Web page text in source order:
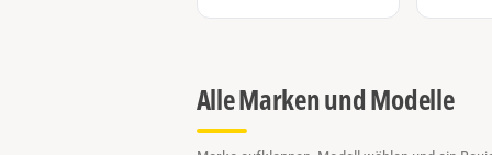
Alle Marken und Modelle